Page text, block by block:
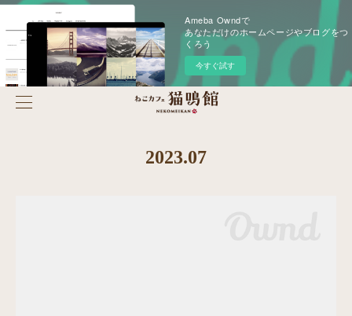
Ameba Owndで
あなただけのホームページやブログをつ
くろう
今すぐ試す
2023.07